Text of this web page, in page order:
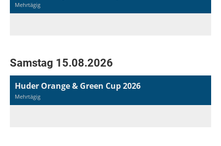
Mehrtägig
Samstag 15.08.2026
Huder Orange & Green Cup 2026
Mehrtägig